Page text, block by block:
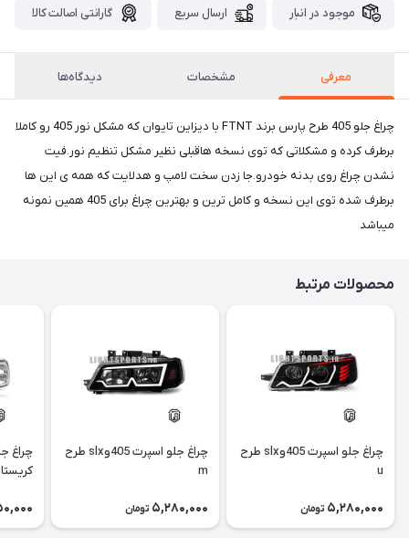
موجود در انبار ارسال سریع گارانتی اصالت کالا
معرفی مشخصات دیدگاه‌ها
چراغ جلو 405 طرح پارس برند FTNT با دیزاین تایوان که مشکل نور 405 رو کاملا
برطرف کرده و مشکلاتی که توی نسخه هاقبلی نظیر مشکل تنظیم نور.فیت
نشدن چراغ روی بدنه خودرو.جا زدن سخت لامپ و هدلایت که همه ی این ها
برطرف شده توی این نسخه و کامل ترین و بهترین چراغ برای 405 همین نمونه
میباشد
محصولات مرتبط
چراغ جلو اسپرت 405وslx طرح
u
5,280,000 تومان
چراغ جلو اسپرت 405وslx طرح
m
5,280,000 تومان